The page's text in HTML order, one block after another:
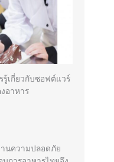
รู้เกี่ยวกับซอฟต์แวร์
อาหาร
นความปลอดภัย